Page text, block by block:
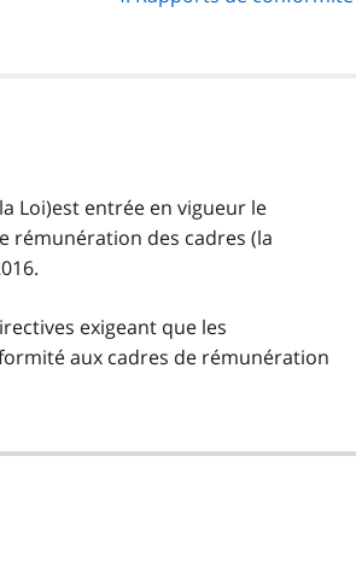
Loi)est entrée en vigueur le
rémunération des cadres (la
exigeant que les
aux cadres de rémunération